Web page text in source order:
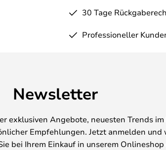
30 Tage
Professioneller
Newsletter
exklusiven Angebote, neuesten Trends
Empfehlungen. Jetzt anmelden und
bei Ihrem Einkauf in unserem